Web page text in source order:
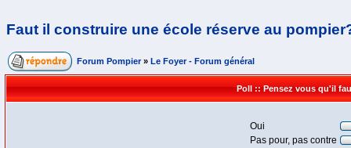
Faut il construire une école réserve au
Forum Pompier » Le Foyer - Forum général
Poll :: Pensez vous qu'il
Oui
Pas pour, pas contre